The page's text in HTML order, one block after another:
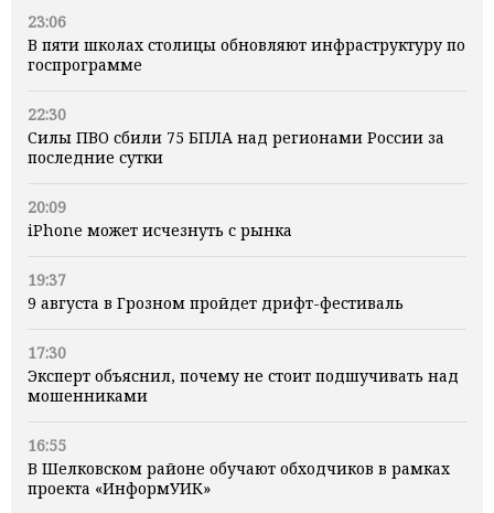
23:06
В пяти школах столицы обновляют инфраструктуру по
госпрограмме
22:30
Силы ПВО сбили 75 БПЛА над регионами России за
последние сутки
20:09
iPhone может исчезнуть с рынка
19:37
9 августа в Грозном пройдет дрифт-фестиваль
17:30
Эксперт объяснил, почему не стоит подшучивать над
мошенниками
16:55
В Шелковском районе обучают обходчиков в рамках
проекта «ИнформУИК»